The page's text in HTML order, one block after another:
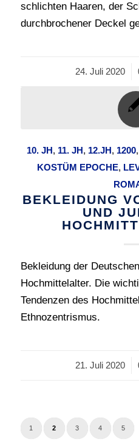
schlichten Haaren, der
durchbrochener Deckel
24. Juli 2020
/
10. JH, 11. JH, 12.JH, 1200,
KOSTÜM EPOCHE,
BEKLEIDUNG
UND
Bekleidung der
Hochmittelalter. Die
Tendenzen des
Ethnozentrismus.
21. Juli 2020
/
1 2 3 4 5